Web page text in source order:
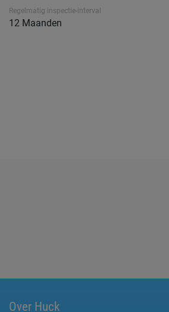
Regelmatig inspectie-interval
12 Maanden
Over Huck